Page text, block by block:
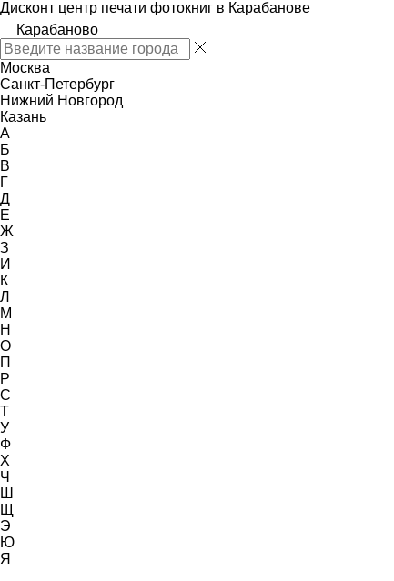
Дисконт центр печати фотокниг в Карабанове
Карабаново
Москва
Санкт-Петербург
Нижний Новгород
Казань
А
Б
В
Г
Д
Е
Ж
З
И
К
Л
М
Н
О
П
Р
С
Т
У
Ф
Х
Ч
Ш
Щ
Э
Ю
Я